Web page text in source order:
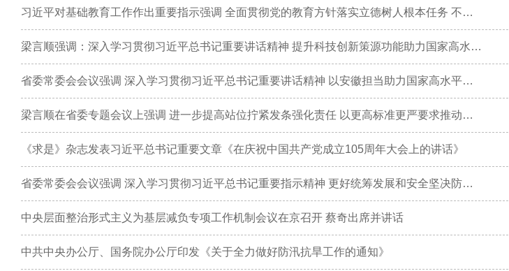
习近平对基础教育工作作出重要指示强调 全面贯彻党的教育方针落实立德树人根本任务 不断开创基础教育高质量发展新局面
梁言顺强调：深入学习贯彻习近平总书记重要讲话精神 提升科技创新策源功能助力国家高水平科技自立自强
省委常委会会议强调 深入学习贯彻习近平总书记重要讲话精神 以安徽担当助力国家高水平科技自立自强
梁言顺在省委专题会议上强调 进一步提高站位拧紧发条强化责任 以更高标准更严要求推动集中整治取得明显成效
《求是》杂志发表习近平总书记重要文章《在庆祝中国共产党成立105周年大会上的讲话》
省委常委会会议强调 深入学习贯彻习近平总书记重要指示精神 更好统筹发展和安全坚决防止重特大事故发生
中央层面整治形式主义为基层减负专项工作机制会议在京召开 蔡奇出席并讲话
中共中央办公厅、国务院办公厅印发《关于全力做好防汛抗旱工作的通知》